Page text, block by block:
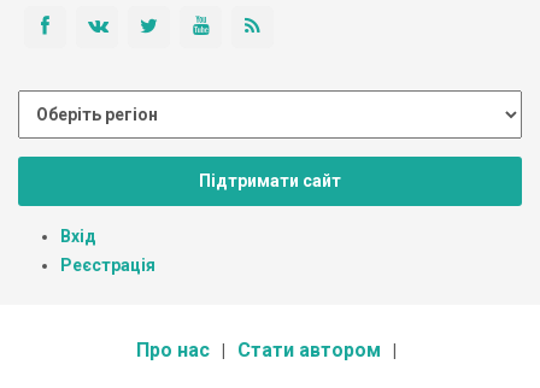
Підтримати сайт
Вхід
Реєстрація
Про нас Стати автором